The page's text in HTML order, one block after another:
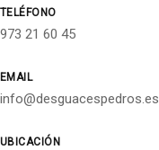
TELÉFONO
973 21 60 45
EMAIL
info@desguacespedros.es
UBICACIÓN